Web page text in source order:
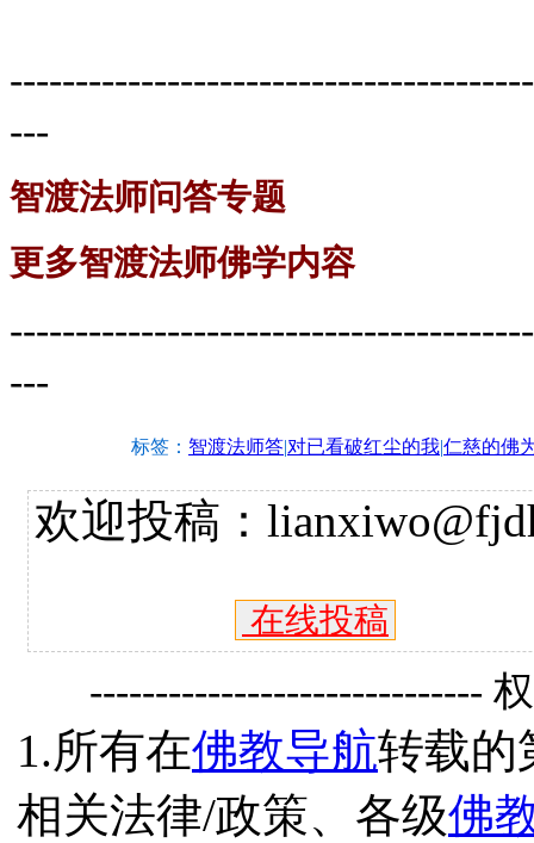
---
智渡法师问答专题
更多智渡法师佛学内容
---
标签： 智渡法师答|对已看破红尘的我|仁慈的佛
欢迎投稿：
在线投稿
------------------------------
1.所有在佛教导航转载的
相关法律/政策、各级佛